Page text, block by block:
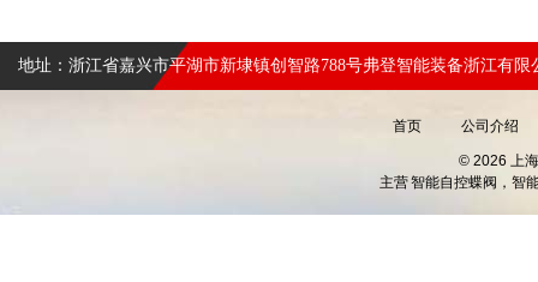
地址：浙江省嘉兴市平湖市新埭镇创智路788号弗登智能装备浙江有限
首页 公司介绍
© 2026 上
主营智能自控蝶阀，智